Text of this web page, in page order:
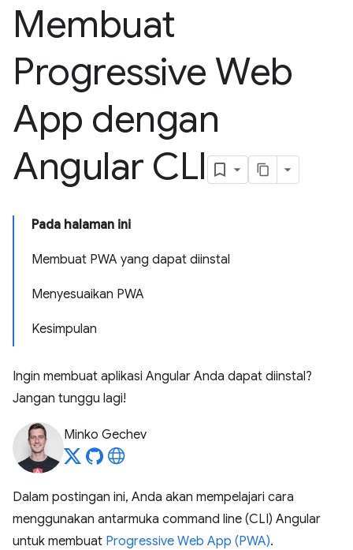
Membuat
Progressive Web
App dengan
Angular CLI
Pada halaman ini
Membuat PWA yang dapat diinstal
Menyesuaikan PWA
Kesimpulan
Ingin membuat aplikasi Angular Anda dapat diinstal?
Jangan tunggu lagi!
Minko Gechev
Dalam postingan ini, Anda akan mempelajari cara
menggunakan antarmuka command line (CLI) Angular
untuk membuat Progressive Web App (PWA).